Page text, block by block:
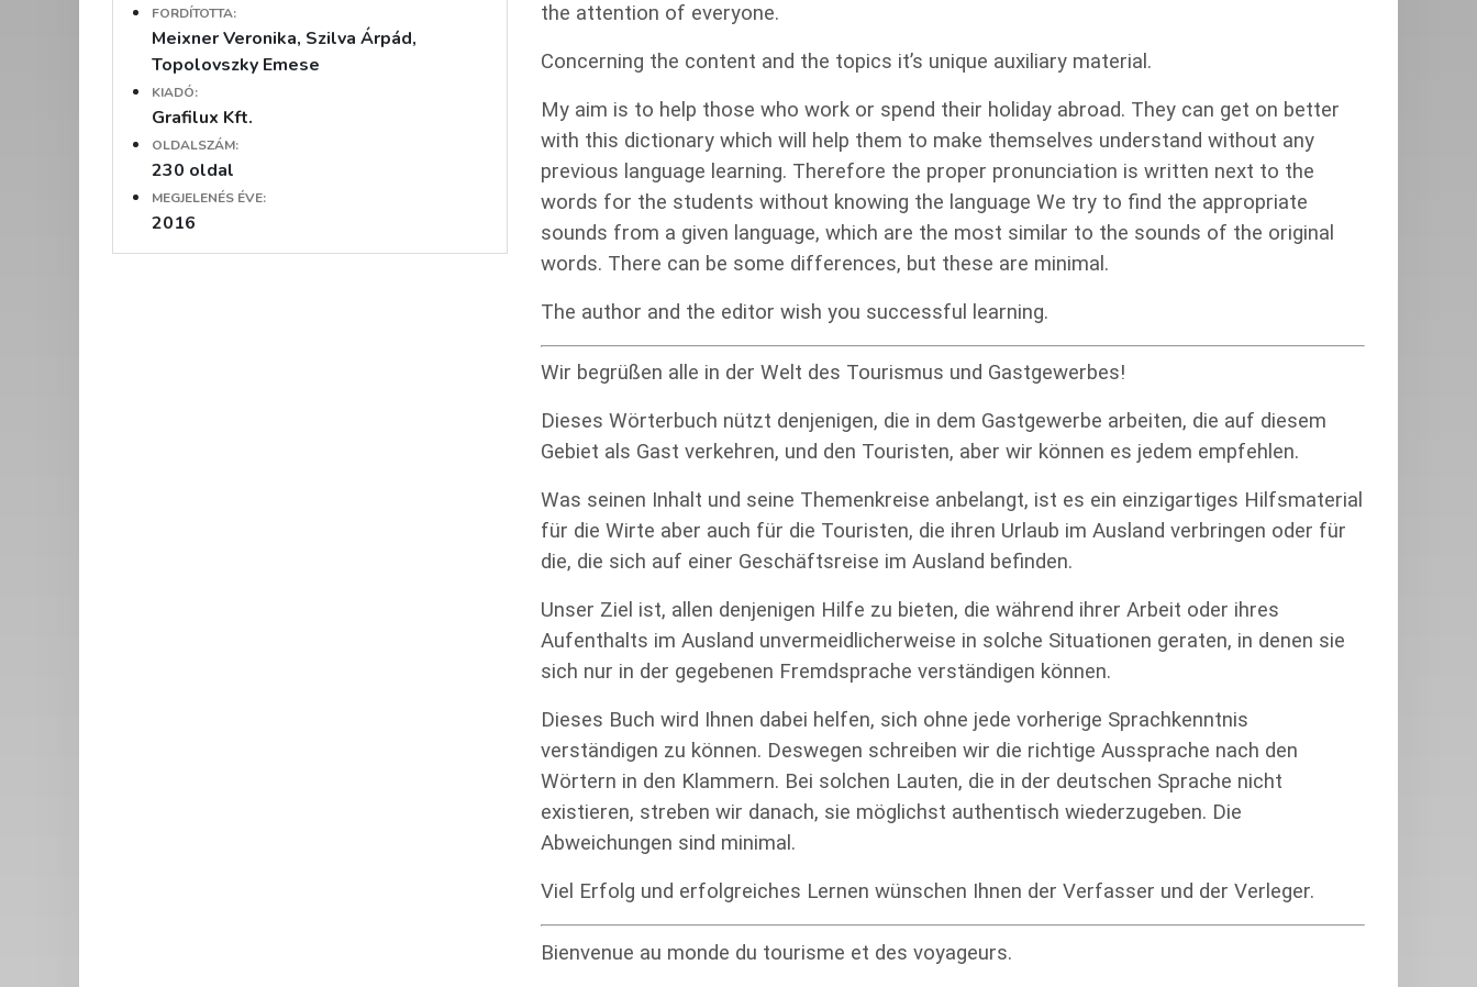
FORDÍTOTTA:
Meixner Veronika, Szilva Árpád,
Topolovszky Emese
KIADÓ:
Grafilux Kft.
OLDALSZÁM:
230 oldal
MEGJELENÉS ÉVE:
2016
the attention of everyone.
Concerning the content and the topics it’s unique auxiliary material.
My aim is to help those who work or spend their holiday abroad. They can get on better
with this dictionary which will help them to make themselves understand without any
previous language learning. Therefore the proper pronunciation is written next to the
words for the students without knowing the language We try to find the appropriate
sounds from a given language, which are the most similar to the sounds of the original
words. There can be some differences, but these are minimal.
The author and the editor wish you successful learning.
Wir begrüßen alle in der Welt des Tourismus und Gastgewerbes!
Dieses Wörterbuch nützt denjenigen, die in dem Gastgewerbe arbeiten, die auf diesem
Gebiet als Gast verkehren, und den Touristen, aber wir können es jedem empfehlen.
Was seinen Inhalt und seine Themenkreise anbelangt, ist es ein einzigartiges Hilfsmaterial
für die Wirte aber auch für die Touristen, die ihren Urlaub im Ausland verbringen oder für
die, die sich auf einer Geschäftsreise im Ausland befinden.
Unser Ziel ist, allen denjenigen Hilfe zu bieten, die während ihrer Arbeit oder ihres
Aufenthalts im Ausland unvermeidlicherweise in solche Situationen geraten, in denen sie
sich nur in der gegebenen Fremdsprache verständigen können.
Dieses Buch wird Ihnen dabei helfen, sich ohne jede vorherige Sprachkenntnis
verständigen zu können. Deswegen schreiben wir die richtige Aussprache nach den
Wörtern in den Klammern. Bei solchen Lauten, die in der deutschen Sprache nicht
existieren, streben wir danach, sie möglichst authentisch wiederzugeben. Die
Abweichungen sind minimal.
Viel Erfolg und erfolgreiches Lernen wünschen Ihnen der Verfasser und der Verleger.
Bienvenue au monde du tourisme et des voyageurs.